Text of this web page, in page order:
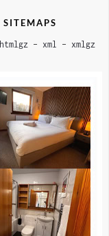
SITEMAPS
htmlgz– xml – xmlgz